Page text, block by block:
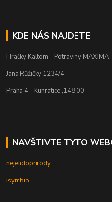
KDE NÁS NAJDETE
Hračky Kaltom - Potraviny MAXIMA
Jana Růžičky 1234/4
Praha 4 - Kunratice ,148 00
NAVŠTIVTE TYTO
nejendoprirody
isymbio